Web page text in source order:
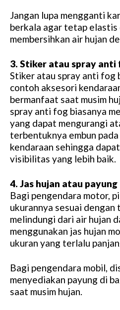
Jangan lupa mengganti
berkala agar tetap elastis
membersihkan air hujan
3. Stiker atau spray anti
Stiker atau spray anti fog
contoh aksesori
bermanfaat saat musim
spray anti fog biasanya
yang dapat mengurangi
terbentuknya embun
kendaraan sehingga
visibilitas yang lebih baik.
4. Jas hujan atau payung
Bagi pengendara motor,
ukurannya sesuai dengan
melindungi dari air hujan
menggunakan jas hujan
ukuran yang terlalu
Bagi pengendara mobil,
menyediakan payung di
saat musim hujan.